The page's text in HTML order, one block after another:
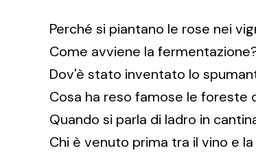
Perché si piantano le rose nei
Come avviene la
Dov'è stato inventato lo
Cosa ha reso famose le foreste
Quando si parla di ladro in
Chi è venuto prima tra il vino e